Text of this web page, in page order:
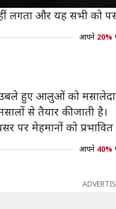
लगता और यह सभी को
आपने 20%
हुए आलुओं को मसालेदार
से तैयार की जाती है।
पर मेहमानों को
आपने 40%